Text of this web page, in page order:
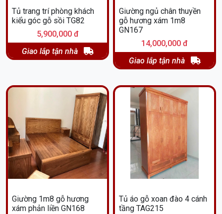
Tủ trang trí phòng khách
kiểu góc gỗ sồi TG82
5,900,000 đ
Giao lắp tận nhà
Giường ngủ chân thuyền
gỗ hương xám 1m8
GN167
14,000,000 đ
Giao lắp tận nhà
Giường 1m8 gỗ hương
xám phản liền GN168
Tủ áo gỗ xoan đào 4 cánh
tầng TAG215